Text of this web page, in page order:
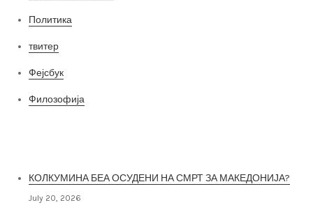
Политика
твитер
Фејсбук
Филозофија
КОЛКУМИНА БЕА ОСУДЕНИ НА СМРТ ЗА МАКЕДОНИЈА?
July 20, 2026